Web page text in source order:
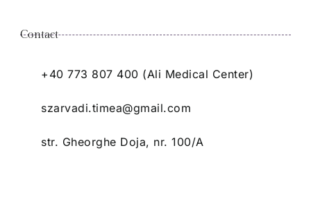
Contact
+40 773 807 400 (Ali Medical Center)
szarvadi.timea@gmail.com
str. Gheorghe Doja, nr. 100/A